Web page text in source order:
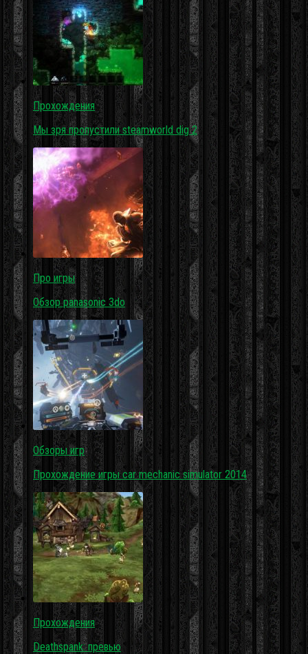
Прохождения
Мы зря пропустили steamworld dig 2
Про игры
Обзор panasonic 3do
Обзоры игр
Прохождение игры car mechanic simulator 2014
Прохождения
Deathspank: превью